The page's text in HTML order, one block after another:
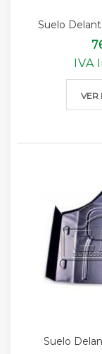
Suelo
IVA
VER
Suelo